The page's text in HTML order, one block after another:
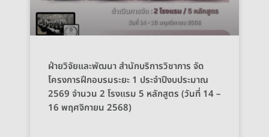
ฝ่ายวิจัยและพัฒนา สำนักบริการวิชาการ จัด
โครงการฝึกอบรมระยะ 1 ประจำปีงบประมาณ
2569 จำนวน 2 โรงแรม 5 หลักสูตร (วันที่ 14 –
16 พฤศจิกายน 2568)